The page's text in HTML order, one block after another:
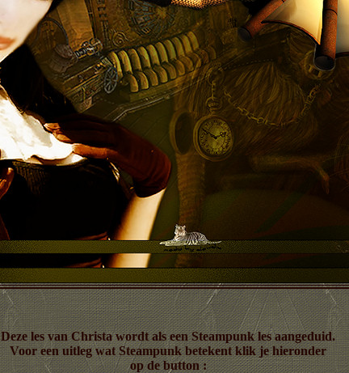
Deze les van Christa wordt als een Steampunk les aangeduid.
Voor een uitleg wat Steampunk betekent klik je hieronder
op de button :